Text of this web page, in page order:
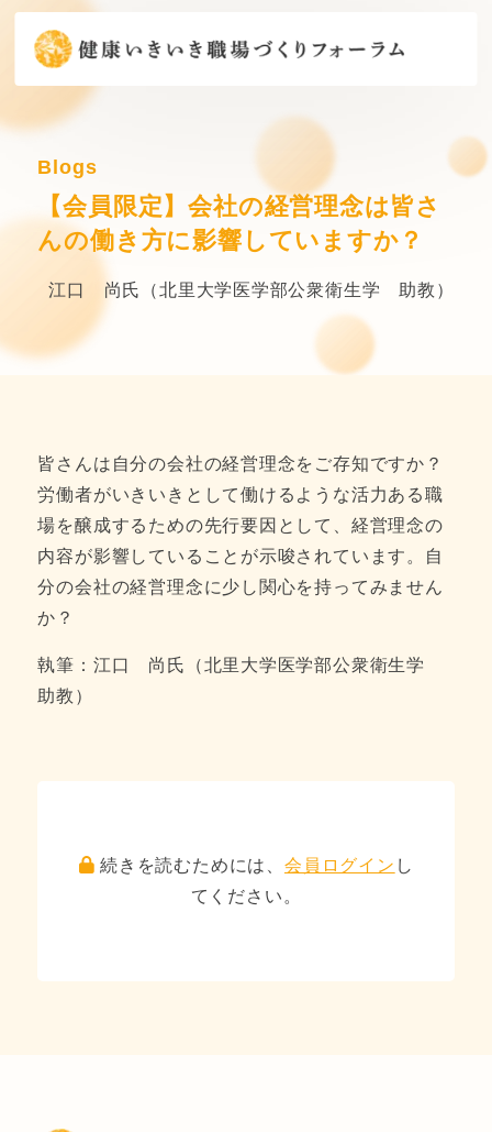
Blogs
【会員限定】会社の経営理念は皆さ
んの働き方に影響していますか？
江口 尚氏（北里大学医学部公衆衛生学 助教）
皆さんは自分の会社の経営理念をご存知ですか？
労働者がいきいきとして働けるような活力ある職
場を醸成するための先行要因として、経営理念の
内容が影響していることが示唆されています。自
分の会社の経営理念に少し関心を持ってみません
か？
執筆：江口 尚氏（北里大学医学部公衆衛生学
助教）
続きを読むためには、 会員ログイン し
てください。